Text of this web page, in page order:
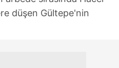
düşen Gültepe'nin